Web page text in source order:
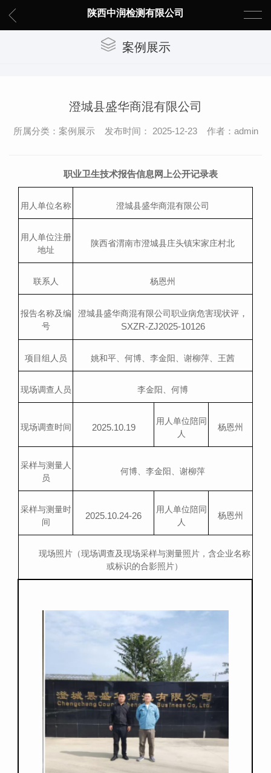
陕西中润检测有限公司
案例展示
澄城县盛华商混有限公司
所属分类：案例展示 发布时间： 2025-12-23 作者：admin
职业卫生技术报告信息网上公开记录表
用人单位名称 澄城县盛华商混有限公司
用人单位注册
地址
陕西省渭南市澄城县庄头镇宋家庄村北
联系人 杨恩州
报告名称及编
号
澄城县盛华商混有限公司 职业病危害现状评，
SXZR-ZJ2025-10126
项目组人员 姚和平、何博、李金阳、谢柳萍、王茜
现场调查人员 李金阳 、何博
现场调查时间 2025.10.19
用人单位陪同
人
杨恩州
采样与测量人
员
何博、李金阳、谢柳萍
采样与测量时
间
2025.10.24-26
用人单位陪同
人
杨恩州
现场照片（现场调查及现场采样与测量照片，含企业名称
或标识的合影照片）